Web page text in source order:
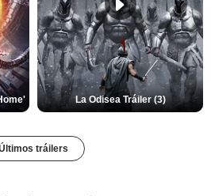
La Odisea Tráiler (3)
tráilers